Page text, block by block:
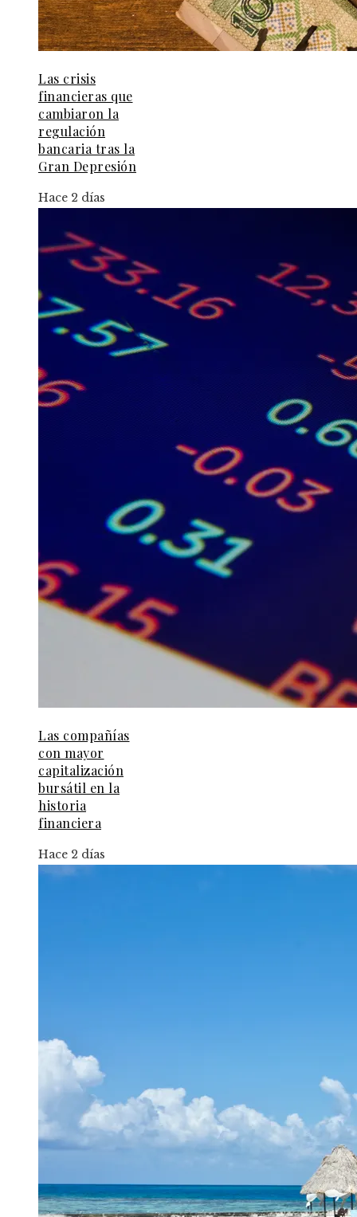
Las crisis
financieras que
cambiaron la
regulación
bancaria tras la
Gran Depresión
Hace 2 días
Las compañías
con mayor
capitalización
bursátil en la
historia
financiera
Hace 2 días